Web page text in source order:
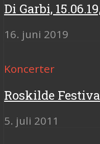
Di Garbi,
16. juni 2019
Koncerter
Roskilde
5. juli 2011